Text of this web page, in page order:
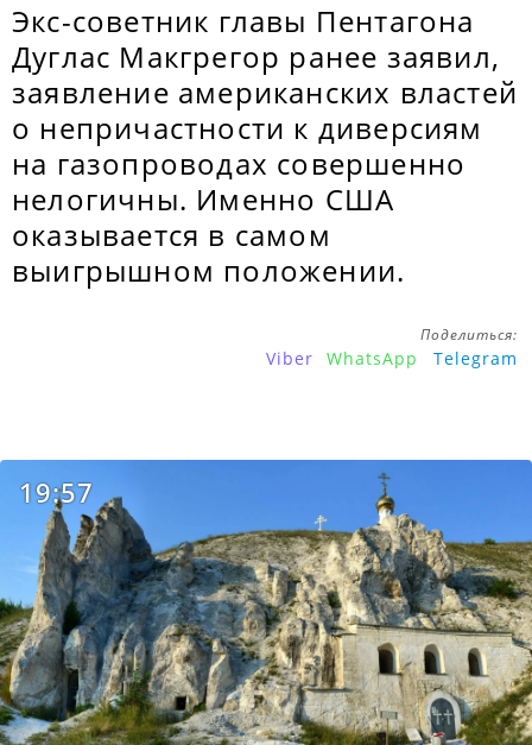
Экс-советник главы Пентагона
Дуглас Макгрегор ранее заявил,
заявление американских властей
о непричастности к диверсиям
на газопроводах совершенно
нелогичны. Именно США
оказывается в самом
выигрышном положении.
Поделиться:
Viber WhatsApp Telegram
19:57